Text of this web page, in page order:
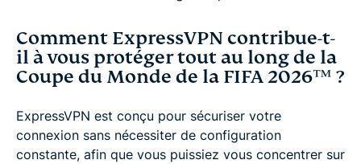
Comment ExpressVPN contribue-t-
il à vous protéger tout au long de la
Coupe du Monde de la FIFA 2026™️ ?
ExpressVPN est conçu pour sécuriser votre
connexion sans nécessiter de configuration
constante, afin que vous puissiez vous concentrer sur